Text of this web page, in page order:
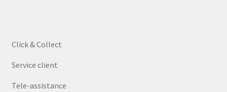
Click & Collect
Service client
Tele-assistance